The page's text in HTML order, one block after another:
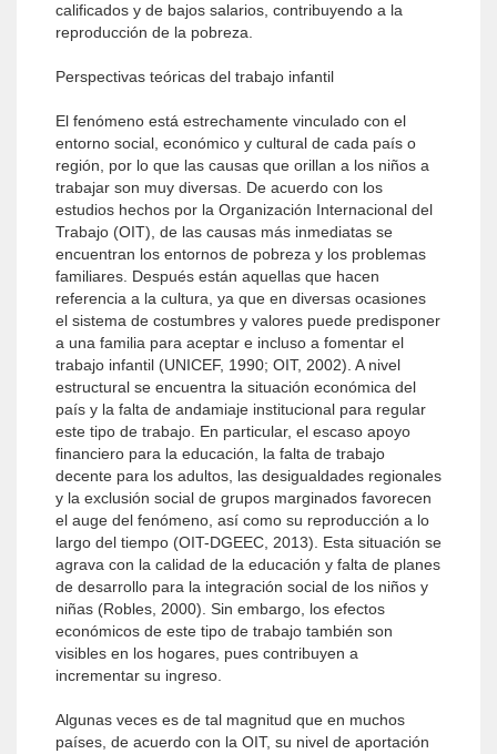
calificados y de bajos salarios, contribuyendo a la
reproducción de la pobreza.
Perspectivas teóricas del trabajo infantil
El fenómeno está estrechamente vinculado con el
entorno social, económico y cultural de cada país o
región, por lo que las causas que orillan a los niños a
trabajar son muy diversas. De acuerdo con los
estudios hechos por la Organización Internacional del
Trabajo (OIT), de las causas más inmediatas se
encuentran los entornos de pobreza y los problemas
familiares. Después están aquellas que hacen
referencia a la cultura, ya que en diversas ocasiones
el sistema de costumbres y valores puede predisponer
a una familia para aceptar e incluso a fomentar el
trabajo infantil (UNICEF, 1990; OIT, 2002). A nivel
estructural se encuentra la situación económica del
país y la falta de andamiaje institucional para regular
este tipo de trabajo. En particular, el escaso apoyo
financiero para la educación, la falta de trabajo
decente para los adultos, las desigualdades regionales
y la exclusión social de grupos marginados favorecen
el auge del fenómeno, así como su reproducción a lo
largo del tiempo (OIT-DGEEC, 2013). Esta situación se
agrava con la calidad de la educación y falta de planes
de desarrollo para la integración social de los niños y
niñas (Robles, 2000). Sin embargo, los efectos
económicos de este tipo de trabajo también son
visibles en los hogares, pues contribuyen a
incrementar su ingreso.
Algunas veces es de tal magnitud que en muchos
países, de acuerdo con la OIT, su nivel de aportación